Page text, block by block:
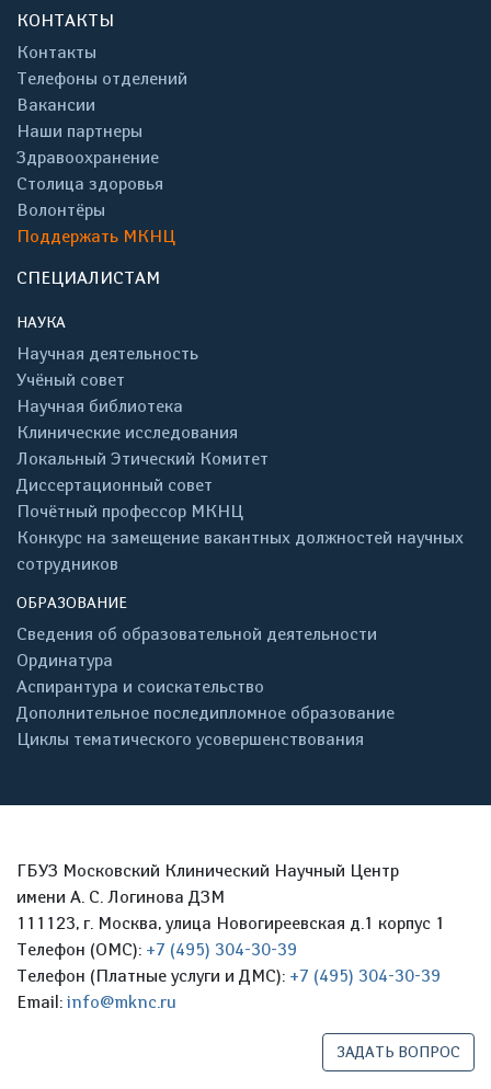
КОНТАКТЫ
Контакты
Телефоны отделений
Вакансии
Наши партнеры
Здравоохранение
Столица здоровья
Волонтёры
Поддержать МКНЦ
СПЕЦИАЛИСТАМ
НАУКА
Научная деятельность
Учёный совет
Научная библиотека
Клинические исследования
Локальный Этический Комитет
Диссертационный совет
Почётный профессор МКНЦ
Конкурс на замещение вакантных должностей научных
сотрудников
ОБРАЗОВАНИЕ
Сведения об образовательной деятельности
Ординатура
Аспирантура и соискательство
Дополнительное последипломное образование
Циклы тематического усовершенствования
ГБУЗ Московский Клинический Научный Центр
имени А. С. Логинова ДЗМ
111123, г. Москва, улица Новогиреевская д.1 корпус 1
Телефон (ОМС): +7 (495) 304-30-39
Телефон (Платные услуги и ДМС): +7 (495) 304-30-39
Email: info@mknc.ru
ЗАДАТЬ ВОПРОС